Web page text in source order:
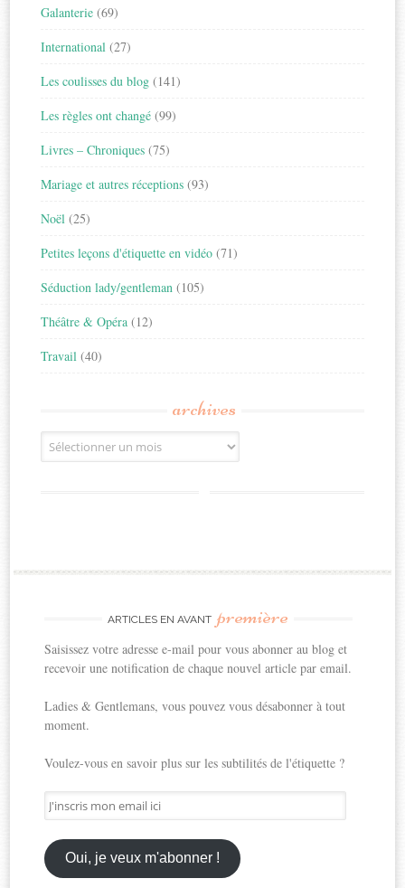
Galanterie (69)
International (27)
Les coulisses du blog (141)
Les règles ont changé (99)
Livres – Chroniques (75)
Mariage et autres réceptions (93)
Noël (25)
Petites leçons d'étiquette en vidéo (71)
Séduction lady/gentleman (105)
Théâtre & Opéra (12)
Travail (40)
archives
Archives
ARTICLES EN AVANT première
Saisissez votre adresse e-mail pour vous abonner au blog et
recevoir une notification de chaque nouvel article par email.
Ladies & Gentlemans, vous pouvez vous désabonner à tout
moment.
Voulez-vous en savoir plus sur les subtilités de l'étiquette ?
J'inscris
mon
email
ici
Oui, je veux m'abonner !